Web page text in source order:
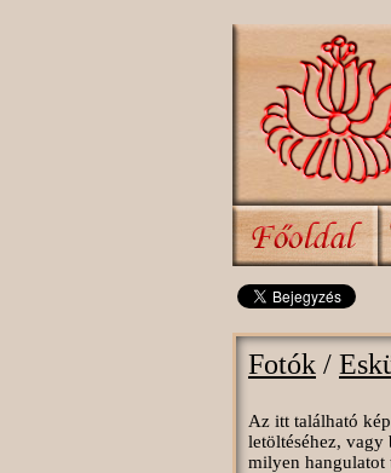
Fotók /
Az itt található
letöltéséhez,
milyen hangulatot